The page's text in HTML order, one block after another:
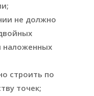
не должно
наложенных
строить по
точек;